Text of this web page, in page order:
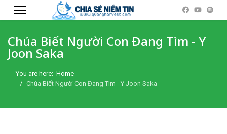
Chúa Biết Người Con Đang Tìm - Y
Joon Saka
You are here: Home
Chúa Biết Người Con Đang Tìm - Y Joon Saka